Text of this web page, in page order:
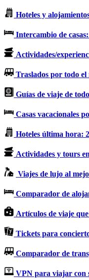
Hoteles y
Intercambio de
Actividades/
Traslados por todo el
Guías de viaje de
Casas vacacionales
Hoteles última hora:
Actividades y tours
Viajes de lujo al
Comparador de
Artículos de viaje que
Tickets para
Comparador de
VPN para viajar con